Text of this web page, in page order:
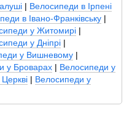
| Велосипеди в Ірпені
в Івано-Франківську |
у Житомирі |
у Дніпрі |
у Вишневому |
у Броварах | Велосипеди у
| Велосипеди у